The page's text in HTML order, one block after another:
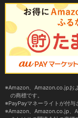
Amazon、Amazon.co.jpお
の商標です。
PayPayマネーライトが付与
Amazon、Amazon.co.jp、